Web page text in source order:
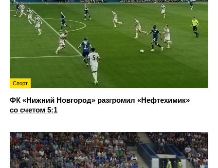
Спорт
ФК «Нижний Новгород» разгромил «Нефтехимик»
со счетом 5:1